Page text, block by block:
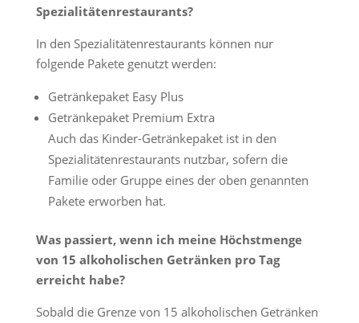
Spezialitätenrestaurants?
In den Spezialitätenrestaurants können nur
folgende Pakete genutzt werden:
Getränkepaket Easy Plus
Getränkepaket Premium Extra
Auch das Kinder-Getränkepaket ist in den
Spezialitätenrestaurants nutzbar, sofern die
Familie oder Gruppe eines der oben genannten
Pakete erworben hat.
Was passiert, wenn ich meine Höchstmenge
von 15 alkoholischen Getränken pro Tag
erreicht habe?
Sobald die Grenze von 15 alkoholischen Getränken